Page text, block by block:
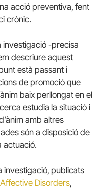
acció preventiva, fent
crònic.
investigació -precisa
descriure aquest
està passant i
de promoció que
baix perllongat en el
estudia la situació i
amb altres
són a disposició de
actuació.
investigació, publicats
Disorders,